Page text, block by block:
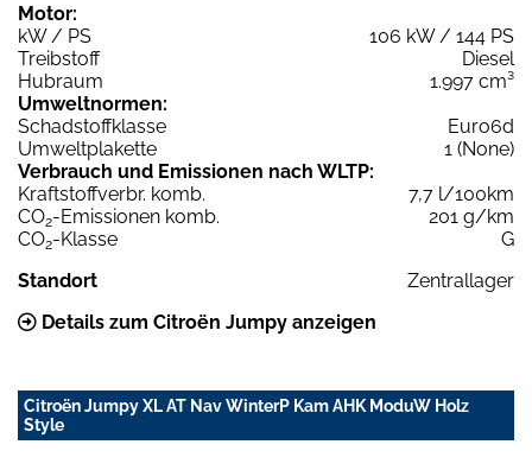
Motor:
kW / PS
106 kW / 144 PS
Treibstoff
Diesel
Hubraum
1.997 cm³
Umweltnormen:
Schadstoffklasse
Euro6d
Umweltplakette
1 (None)
Verbrauch und Emissionen nach WLTP:
Kraftstoffverbr. komb.
7,7 l/100km
CO2-Emissionen komb.
201 g/km
CO2-Klasse
G
Standort
Zentrallager
Details zum Citroën Jumpy anzeigen
Citroën Jumpy XL AT Nav WinterP Kam AHK ModuW Holz
Style